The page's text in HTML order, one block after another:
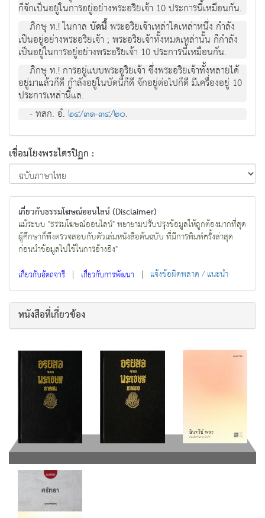
ก็จักเป็นอยู่ในการอยู่อย่างพระอริยเจ้า 10 ประการนี้เหมือนกัน.
ภิกษุ ท.! ในกาลบัดนี้ พระอริยเจ้าเหล่าใดเหล่าหนึ่ง กำลัง
เป็นอยู่อย่างพระอริยเจ้า ; พระอริยเจ้าทั้งหมดเหล่านั้น ก็กำลัง
เป็นอยู่ในการอยู่อย่างพระอริยเจ้า 10 ประการนี้เหมือนกัน.
ภิกษุ ท.! การอยู่แบบพระอริยเจ้า ซึ่งพระอริยเจ้าทั้งหลายได้
อยู่มาแล้วก็ดี กำลังอยู่ในบัดนี้ก็ดี จักอยู่ต่อไปก็ดี มีเครื่องอยู่ 10
ประการเหล่านี้แล.
- ทสก. อํ.๒๔/๓๑-๓๔/๒๐.
เชื่อมโยงพระไตรปิฏก :
เกี่ยวกับธรรมโฆษณ์ออนไลน์ (Disclaimer)
แม้ระบบ "ธรรมโฆษณ์ออนไลน์" พยายามปรับปรุงข้อมูลให้ถูกต้องมากที่สุด
ผู้ศึกษาก็พึงตรวจสอบกับตัวเล่มหนังสือต้นฉบับ ที่มีการพิมพ์ครั้งล่าสุด
ก่อนนำข้อมูลไปใช้ในการอ้างอิง"
เกี่ยวกับอัตถจารี | เกี่ยวกับการพัฒนา | แจ้งข้อผิดพลาด / แนะนำ
หนังสือที่เกี่ยวข้อง